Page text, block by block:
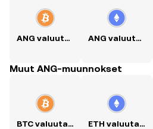
ANG valuutaksi BTC ANG valuutaksi ETH
Muut ANG-muunnokset
BTC valuutaksi ANG ETH valuutaksi ANG